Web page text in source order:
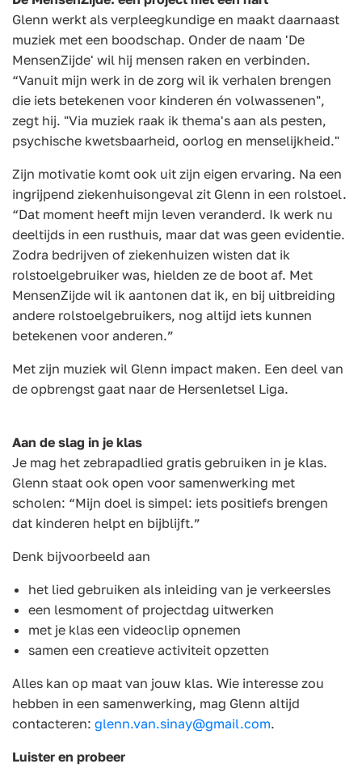
Glenn werkt als verpleegkundige en maakt daarnaast
muziek met een boodschap. Onder de naam 'De
MensenZijde' wil hij mensen raken en verbinden.
“Vanuit mijn werk in de zorg wil ik verhalen brengen
die iets betekenen voor kinderen én volwassenen",
zegt hij. "Via muziek raak ik thema's aan als pesten,
psychische kwetsbaarheid, oorlog en menselijkheid."
Zijn motivatie komt ook uit zijn eigen ervaring. Na een
ingrijpend ziekenhuisongeval zit Glenn in een rolstoel.
“Dat moment heeft mijn leven veranderd. Ik werk nu
deeltijds in een rusthuis, maar dat was geen evidentie.
Zodra bedrijven of ziekenhuizen wisten dat ik
rolstoelgebruiker was, hielden ze de boot af. Met
MensenZijde wil ik aantonen dat ik, en bij uitbreiding
andere rolstoelgebruikers, nog altijd iets kunnen
betekenen voor anderen.”
Met zijn muziek wil Glenn impact maken. Een deel van
de opbrengst gaat naar de Hersenletsel Liga.
Aan de slag in je klas
Je mag het zebrapadlied gratis gebruiken in je klas.
Glenn staat ook open voor samenwerking met
scholen: “Mijn doel is simpel: iets positiefs brengen
dat kinderen helpt en bijblijft.”
Denk bijvoorbeeld aan
het lied gebruiken als inleiding van je verkeersles
een lesmoment of projectdag uitwerken
met je klas een videoclip opnemen
samen een creatieve activiteit opzetten
Alles kan op maat van jouw klas. Wie interesse zou
hebben in een samenwerking, mag Glenn altijd
contacteren: glenn.van.sinay@gmail.com.
Luister en probeer